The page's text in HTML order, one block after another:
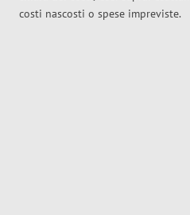
costi nascosti o spese impreviste.